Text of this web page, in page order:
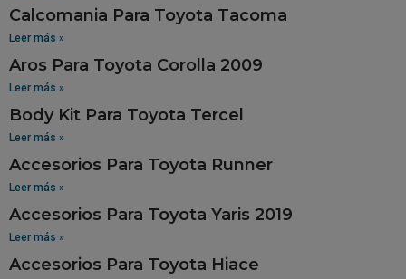
Calcomania Para Toyota Tacoma
Leer más »
Aros Para Toyota Corolla 2009
Leer más »
Body Kit Para Toyota Tercel
Leer más »
Accesorios Para Toyota Runner
Leer más »
Accesorios Para Toyota Yaris 2019
Leer más »
Accesorios Para Toyota Hiace